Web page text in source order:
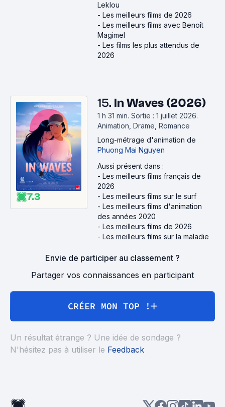
Leklou
- Les meilleurs films de 2026
- Les meilleurs films avec Benoît
Magimel
- Les films les plus attendus de
2026
7.3
15. In Waves (2026)
1 h 31 min. Sortie : 1 juillet 2026.
Animation, Drame, Romance
Long-métrage d'animation de
Phuong Mai Nguyen
Aussi présent dans :
- Les meilleurs films français de
2026
- Les meilleurs films sur le surf
- Les meilleurs films d'animation
des années 2020
- Les meilleurs films de 2026
- Les meilleurs films sur la maladie
Envie de participer au classement ?
Partager vos connaissances en participant
CRÉER MON TOP !
Un résultat étrange ? Une idée de sondage ?
N'hésitez pas à utiliser le Feedback